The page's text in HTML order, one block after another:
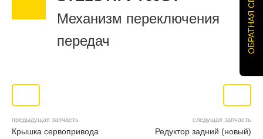
Механизм переключения
передач
предыдущая запчасть
Крышка сервопривода
следущая запчасть
Редуктор задний (новый)
ОБРАТНАЯ СВЯЗЬ